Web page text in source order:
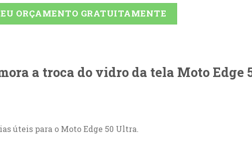
ORÇAMENTO GRATUITAMENTE
a troca do vidro da tela Moto Edge
úteis para o Moto Edge 50 Ultra.